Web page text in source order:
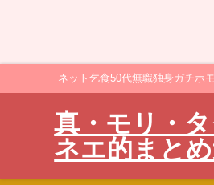
ネット乞食50代無職独身ガチホ
真・モリ・
ネエ的まと